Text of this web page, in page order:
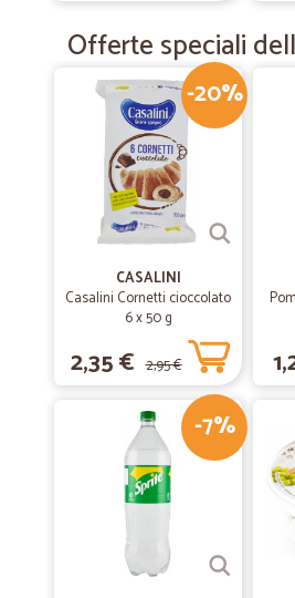
Offerte speciali
-20%
CASALINI
Casalini Cornetti cioccolato
6 x 50 g
2,35 € 2,95 €
-7%